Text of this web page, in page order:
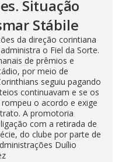
Situação
Stábile
da direção corintiana
o Fiel da Sorte.
de prêmios e
por meio de
seguiu pagando
continuavam e se os
o acordo e exige
A promotoria
com a retirada de
do clube por parte de
Duílio